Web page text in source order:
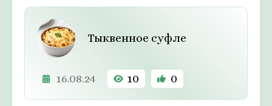
Тыквенное суфле
16.08.24 10 0